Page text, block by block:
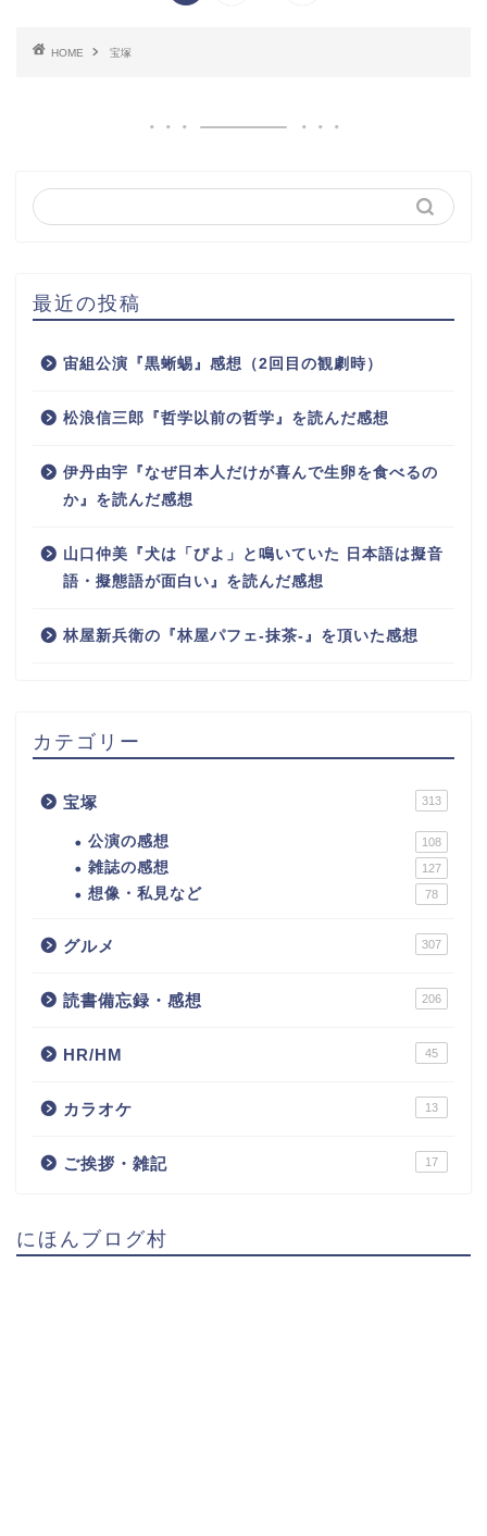
HOME 宝塚
最近の投稿
宙組公演『黒蜥蜴』感想（2回目の観劇時）
松浪信三郎『哲学以前の哲学』を読んだ感想
伊丹由宇『なぜ日本人だけが喜んで生卵を食べるの
か』を読んだ感想
山口仲美『犬は「びよ」と鳴いていた 日本語は擬音
語・擬態語が面白い』を読んだ感想
林屋新兵衛の『林屋パフェ-抹茶-』を頂いた感想
カテゴリー
宝塚 313
公演の感想 108
雑誌の感想 127
想像・私見など 78
グルメ 307
読書備忘録・感想 206
HR/HM 45
カラオケ 13
ご挨拶・雑記 17
にほんブログ村